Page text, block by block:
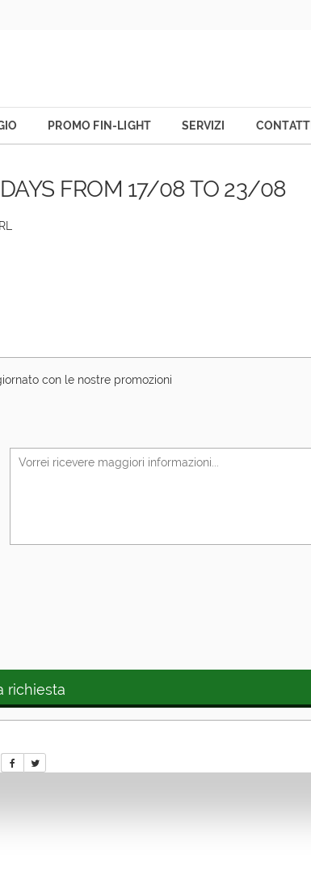
PROMO FIN-LIGHT SERVIZI CONTATTI
FROM 17/08 TO 23/08
con le nostre promozioni
richiesta